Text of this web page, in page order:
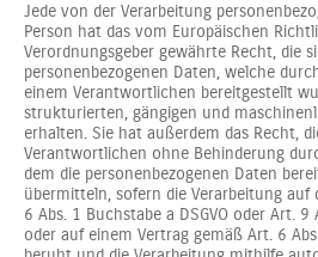
Jede von der Verarbeitung
Person hat das vom Europäischen
Verordnungsgeber gewährte Recht, die
personenbezogenen Daten, welche
einem Verantwortlichen bereitgestellt
strukturierten, gängigen und
erhalten. Sie hat außerdem das Recht,
Verantwortlichen ohne Behinderung
dem die personenbezogenen Daten
übermitteln, sofern die Verarbeitung auf
6 Abs. 1 Buchstabe a DSGVO oder Art. 9
oder auf einem Vertrag gemäß Art. 6